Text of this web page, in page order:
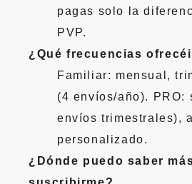
pagas solo la
PVP.
¿Qué frecuencias
Familiar: mensual,
(4 envíos/año). PRO:
envíos trimestrales),
personalizado.
¿Dónde puedo saber